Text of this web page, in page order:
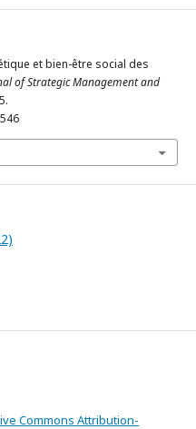
et bien-être social des
of Strategic Management and
Commons Attribution-